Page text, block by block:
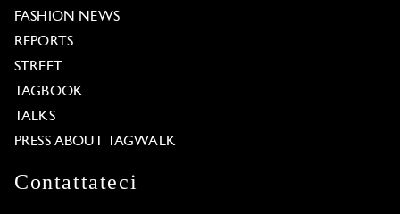
FASHION NEWS
REPORTS
STREET
TAGBOOK
TALKS
PRESS ABOUT TAGWALK
Contattateci